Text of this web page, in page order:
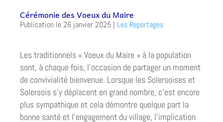
Cérémonie des Voeux du Maire
26 janvier 2025 | Les Reportages
Les traditionnels « Voeux du Maire » à la population
sont, à chaque fois, l’occasion de partager un moment
de convivialité bienvenue. Lorsque les Solersoises et
Solersois s’y déplacent en grand nombre, c’est encore
plus sympathique et cela démontre quelque part la
bonne santé et l’engagement du village, l’implication